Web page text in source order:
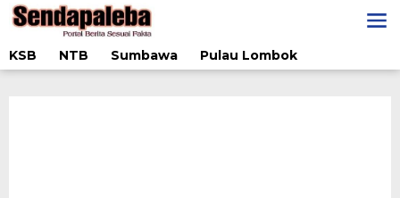
Lewati
ke
KSB
NTB Sumbawa Pulau Lombok